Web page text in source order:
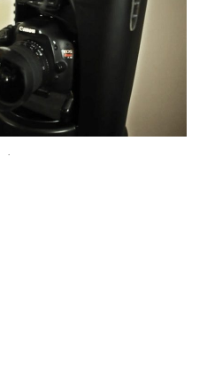
.